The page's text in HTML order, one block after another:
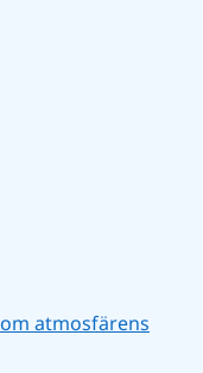
atmosfärens